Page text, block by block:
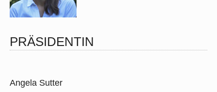
PRÄSIDENTIN
Angela Sutter